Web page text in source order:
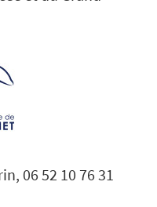
06 52 10 76 31